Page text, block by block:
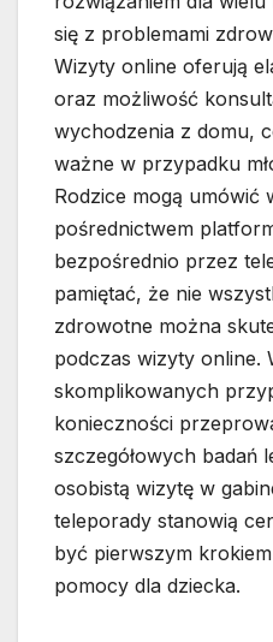
się z problemami
Wizyty online oferują
oraz możliwość
wychodzenia z domu,
ważne w przypadku
Rodzice mogą umówić
pośrednictwem
bezpośrednio przez
pamiętać, że nie
zdrowotne można
podczas wizyty online.
skomplikowanych
konieczności
szczegółowych badań
osobistą wizytę w
teleporady stanowią
być pierwszym
pomocy dla dziecka.